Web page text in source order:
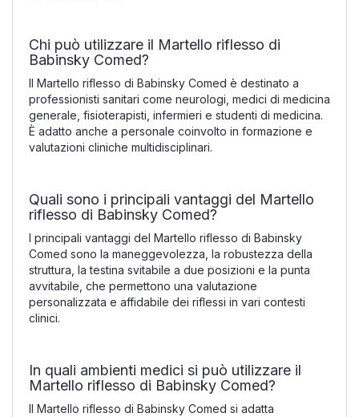
Chi può utilizzare il Martello riflesso di
Babinsky Comed?
Il Martello riflesso di Babinsky Comed è destinato a
professionisti sanitari come neurologi, medici di medicina
generale, fisioterapisti, infermieri e studenti di medicina.
È adatto anche a personale coinvolto in formazione e
valutazioni cliniche multidisciplinari.
Quali sono i principali vantaggi del Martello
riflesso di Babinsky Comed?
I principali vantaggi del Martello riflesso di Babinsky
Comed sono la maneggevolezza, la robustezza della
struttura, la testina svitabile a due posizioni e la punta
avvitabile, che permettono una valutazione
personalizzata e affidabile dei riflessi in vari contesti
clinici.
In quali ambienti medici si può utilizzare il
Martello riflesso di Babinsky Comed?
Il Martello riflesso di Babinsky Comed si adatta